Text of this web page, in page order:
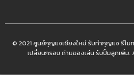
© 2021 ศูนย์กุญแจเชียงใหม่ รับทำกุญแจ รีโ
เปลี่ยนกรอบ ถ่านของเล่น รับปั้มลูกเพิ่ม.